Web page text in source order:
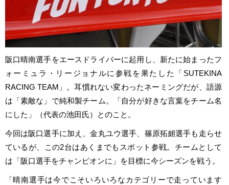
阪口晴南選手をエースドライバーに起用し、新たに始まったフ
ォーミュラ・リージョナルに参戦を果たした「SUTEKINA
RACING TEAM」。耳慣れない変わったネーミングだが、語源
は「素敵な」で純和製チーム。「自分が好きな言葉をチーム名
にした」（代表の池田氏）とのこと。
今回は阪口選手に加え、金丸ユウ選手、篠原拓朗選手も走らせ
ているが、この2台はあくまでもスポット参戦。チームとして
は「阪口選手をチャンピオンに」を目標に今シーズンを戦う。
「晴南選手は今でこそいろいろなカテゴリーで走っています